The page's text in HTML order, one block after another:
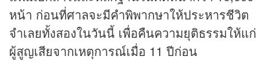
หน้า ก่อนที่ศาลจะมีคำพิพากษาให้ประหารชีวิต
จำเลยทั้งสองในวันนี้ เพื่อคืนความยุติธรรมให้แก่
ผู้สูญเสียจากเหตุการณ์เมื่อ 11 ปีก่อน